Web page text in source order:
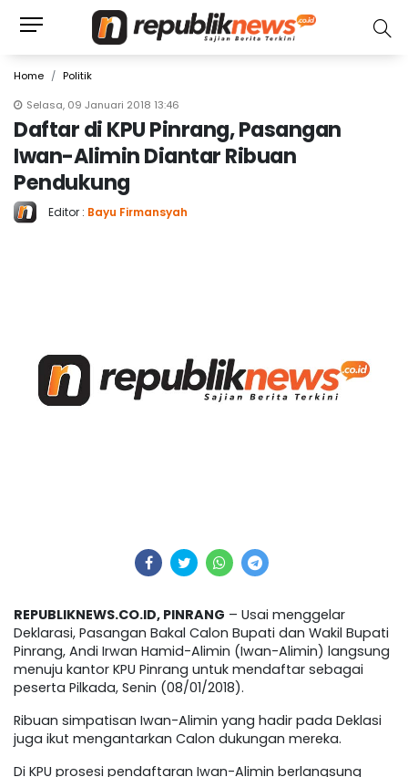
Home
Politik
Selasa, 09 Januari 2018 13:46
Daftar di KPU Pinrang, Pasangan
Iwan-Alimin Diantar Ribuan
Pendukung
Editor : Bayu Firmansyah
REPUBLIKNEWS.CO.ID, PINRANG – Usai menggelar
Deklarasi, Pasangan Bakal Calon Bupati dan Wakil Bupati
Pinrang, Andi Irwan Hamid-Alimin (Iwan-Alimin) langsung
menuju kantor KPU Pinrang untuk mendaftar sebagai
peserta Pilkada, Senin (08/01/2018).
Ribuan simpatisan Iwan-Alimin yang hadir pada Deklasi
juga ikut mengantarkan Calon dukungan mereka.
Di KPU prosesi pendaftaran Iwan-Alimin berlangsung